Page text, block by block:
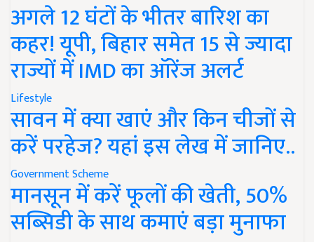
अगले 12 घंटों के भीतर बारिश का
कहर! यूपी, बिहार समेत 15 से ज्यादा
राज्यों में IMD का ऑरेंज अलर्ट
Lifestyle
सावन में क्या खाएं और किन चीजों से
करें परहेज? यहां इस लेख में जानिए..
Government Scheme
मानसून में करें फूलों की खेती, 50%
सब्सिडी के साथ कमाएं बड़ा मुनाफा